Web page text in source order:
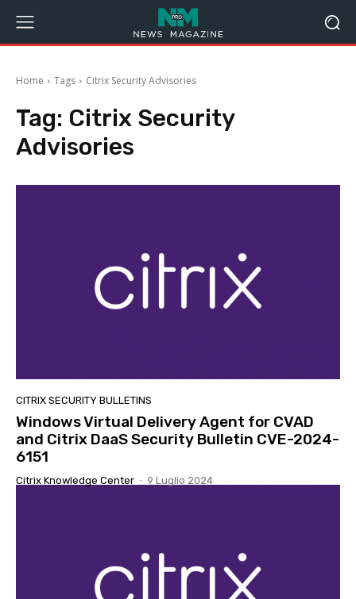
Home Tags Citrix Security Advisories
Tag: Citrix Security
Advisories
CITRIX SECURITY BULLETINS
Windows Virtual Delivery Agent for CVAD
and Citrix DaaS Security Bulletin CVE-2024-
6151
Citrix Knowledge Center - 9 Luglio 2024